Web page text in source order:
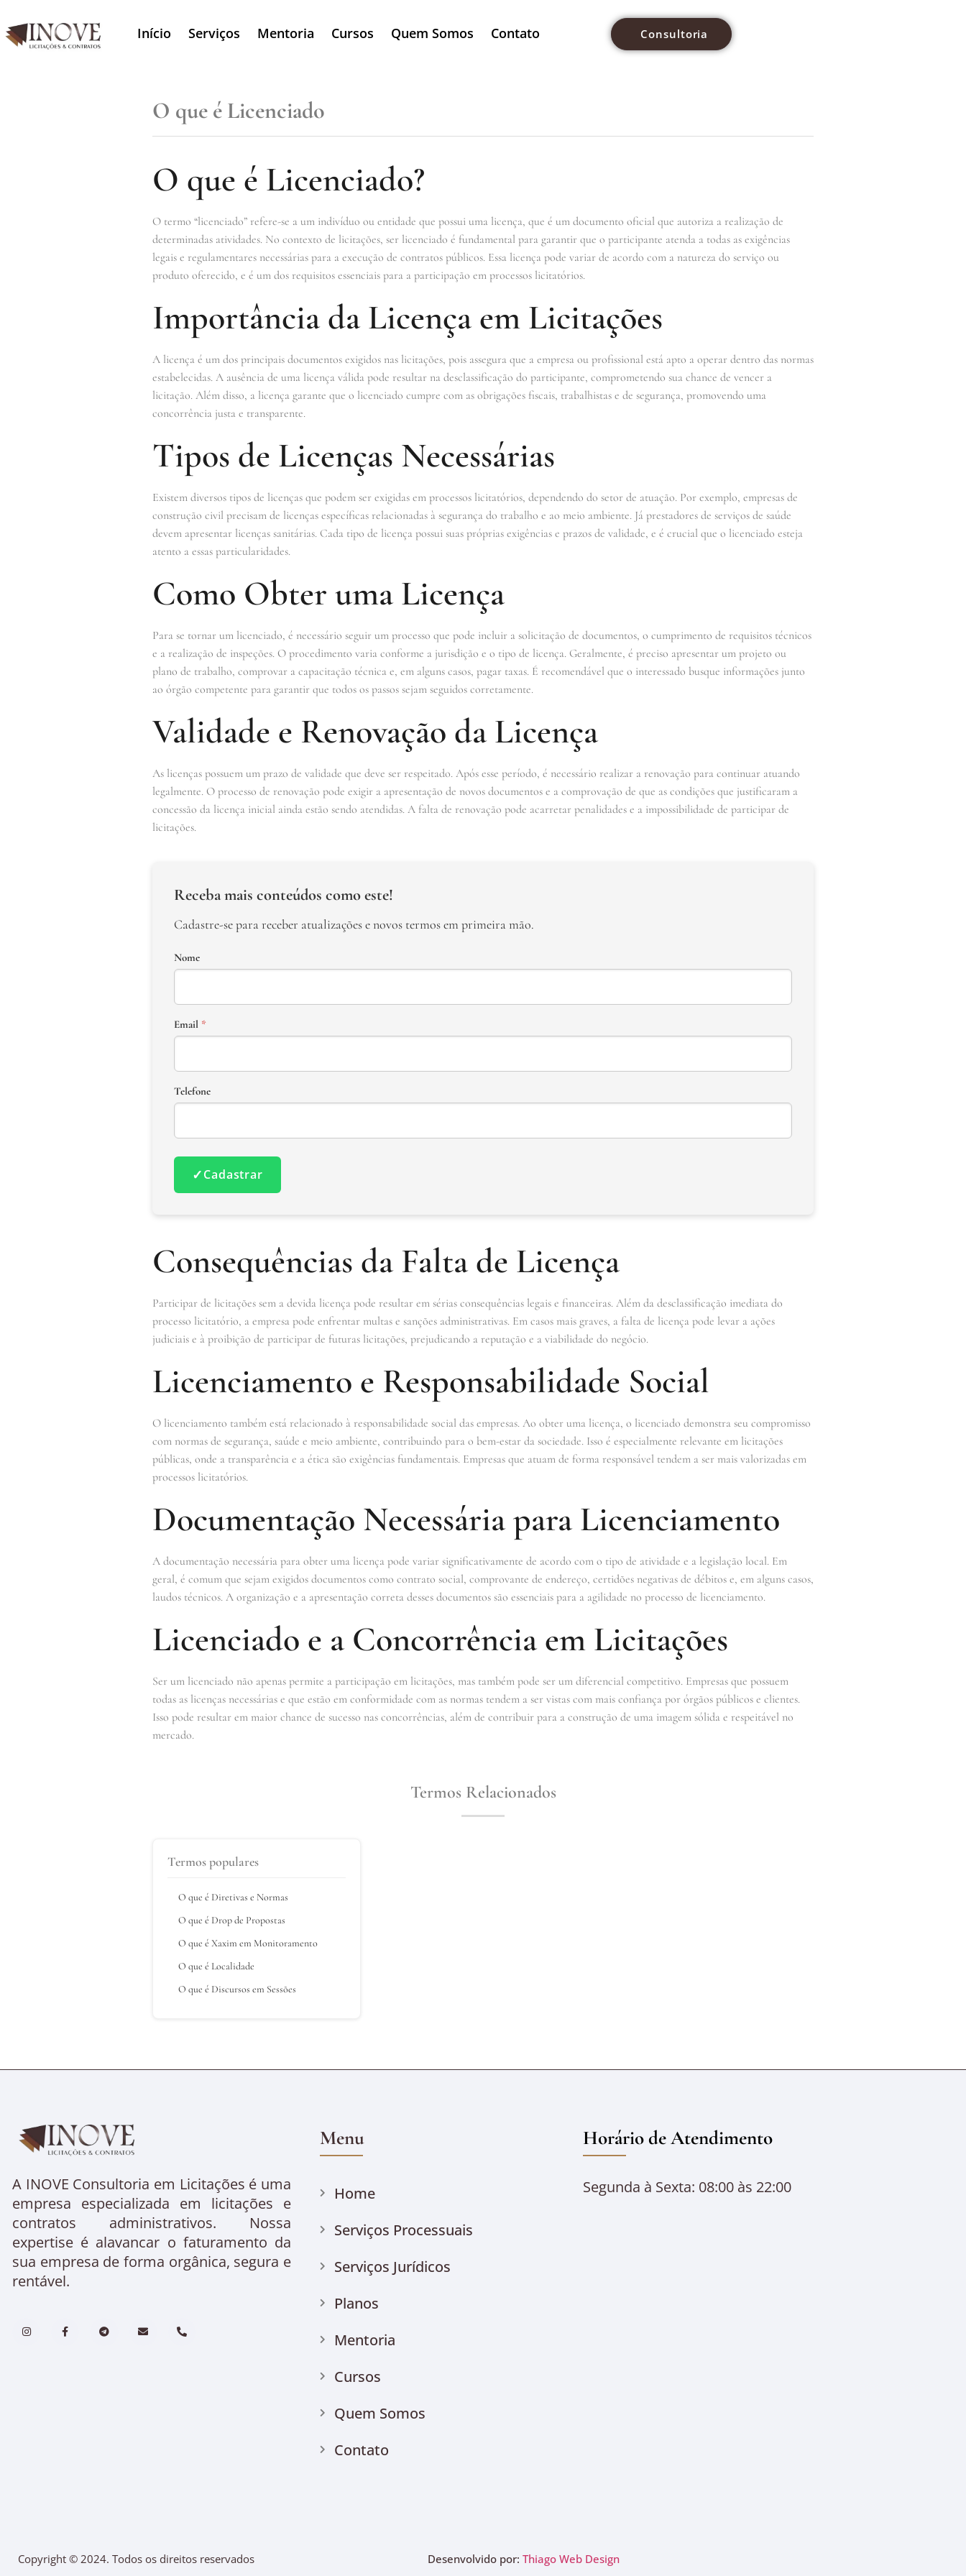
Início Serviços Mentoria Cursos Quem Somos Contato Consultoria
O que é Licenciado
O que é Licenciado?
O termo “licenciado” refere-se a um indivíduo ou entidade que possui uma licença, que é um documento oficial que autoriza a realização de
determinadas atividades. No contexto de licitações, ser licenciado é fundamental para garantir que o participante atenda a todas as exigências
legais e regulamentares necessárias para a execução de contratos públicos. Essa licença pode variar de acordo com a natureza do serviço ou
produto oferecido, e é um dos requisitos essenciais para a participação em processos licitatórios.
Importância da Licença em Licitações
A licença é um dos principais documentos exigidos nas licitações, pois assegura que a empresa ou profissional está apto a operar dentro das normas
estabelecidas. A ausência de uma licença válida pode resultar na desclassificação do participante, comprometendo sua chance de vencer a
licitação. Além disso, a licença garante que o licenciado cumpre com as obrigações fiscais, trabalhistas e de segurança, promovendo uma
concorrência justa e transparente.
Tipos de Licenças Necessárias
Existem diversos tipos de licenças que podem ser exigidas em processos licitatórios, dependendo do setor de atuação. Por exemplo, empresas de
construção civil precisam de licenças específicas relacionadas à segurança do trabalho e ao meio ambiente. Já prestadores de serviços de saúde
devem apresentar licenças sanitárias. Cada tipo de licença possui suas próprias exigências e prazos de validade, e é crucial que o licenciado esteja
atento a essas particularidades.
Como Obter uma Licença
Para se tornar um licenciado, é necessário seguir um processo que pode incluir a solicitação de documentos, o cumprimento de requisitos técnicos
e a realização de inspeções. O procedimento varia conforme a jurisdição e o tipo de licença. Geralmente, é preciso apresentar um projeto ou
plano de trabalho, comprovar a capacitação técnica e, em alguns casos, pagar taxas. É recomendável que o interessado busque informações junto
ao órgão competente para garantir que todos os passos sejam seguidos corretamente.
Validade e Renovação da Licença
As licenças possuem um prazo de validade que deve ser respeitado. Após esse período, é necessário realizar a renovação para continuar atuando
legalmente. O processo de renovação pode exigir a apresentação de novos documentos e a comprovação de que as condições que justificaram a
concessão da licença inicial ainda estão sendo atendidas. A falta de renovação pode acarretar penalidades e a impossibilidade de participar de
licitações.
Receba mais conteúdos como este!
Cadastre-se para receber atualizações e novos termos em primeira mão.
Nome
Email *
Telefone
✓Cadastrar
Consequências da Falta de Licença
Participar de licitações sem a devida licença pode resultar em sérias consequências legais e financeiras. Além da desclassificação imediata do
processo licitatório, a empresa pode enfrentar multas e sanções administrativas. Em casos mais graves, a falta de licença pode levar a ações
judiciais e à proibição de participar de futuras licitações, prejudicando a reputação e a viabilidade do negócio.
Licenciamento e Responsabilidade Social
O licenciamento também está relacionado à responsabilidade social das empresas. Ao obter uma licença, o licenciado demonstra seu compromisso
com normas de segurança, saúde e meio ambiente, contribuindo para o bem-estar da sociedade. Isso é especialmente relevante em licitações
públicas, onde a transparência e a ética são exigências fundamentais. Empresas que atuam de forma responsável tendem a ser mais valorizadas em
processos licitatórios.
Documentação Necessária para Licenciamento
A documentação necessária para obter uma licença pode variar significativamente de acordo com o tipo de atividade e a legislação local. Em
geral, é comum que sejam exigidos documentos como contrato social, comprovante de endereço, certidões negativas de débitos e, em alguns casos,
laudos técnicos. A organização e a apresentação correta desses documentos são essenciais para a agilidade no processo de licenciamento.
Licenciado e a Concorrência em Licitações
Ser um licenciado não apenas permite a participação em licitações, mas também pode ser um diferencial competitivo. Empresas que possuem
todas as licenças necessárias e que estão em conformidade com as normas tendem a ser vistas com mais confiança por órgãos públicos e clientes.
Isso pode resultar em maior chance de sucesso nas concorrências, além de contribuir para a construção de uma imagem sólida e respeitável no
mercado.
Termos Relacionados
Termos populares
O que é Diretivas e Normas
O que é Drop de Propostas
O que é Xaxim em Monitoramento
O que é Localidade
O que é Discursos em Sessões
A INOVE Consultoria em Licitações é uma
empresa especializada em licitações e
contratos administrativos. Nossa
expertise é alavancar o faturamento da
sua empresa de forma orgânica, segura e
rentável.
Menu
Home
Serviços Processuais
Serviços Jurídicos
Planos
Mentoria
Cursos
Quem Somos
Contato
Horário de Atendimento
Segunda à Sexta: 08:00 às 22:00
Copyright © 2024. Todos os direitos reservados Desenvolvido por: Thiago Web Design